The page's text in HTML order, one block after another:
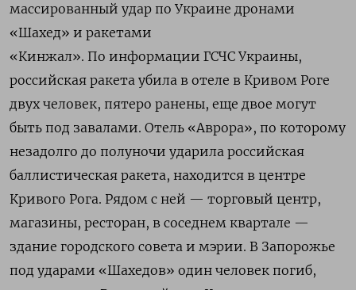
массированный удар по Украине дронами
«Шахед» и ракетами
«Кинжал». По информации ГСЧС Украины,
российская ракета убила в отеле в Кривом Роге
двух человек, пятеро ранены, еще двое могут
быть под завалами. Отель «Аврора», по которому
незадолго до полуночи ударила российская
баллистическая ракета, находится в центре
Кривого Рога. Рядом с ней — торговый центр,
магазины, ресторан, в соседнем квартале —
здание городского совета и мэрии. В Запорожье
под ударами «Шахедов» один человек погиб,